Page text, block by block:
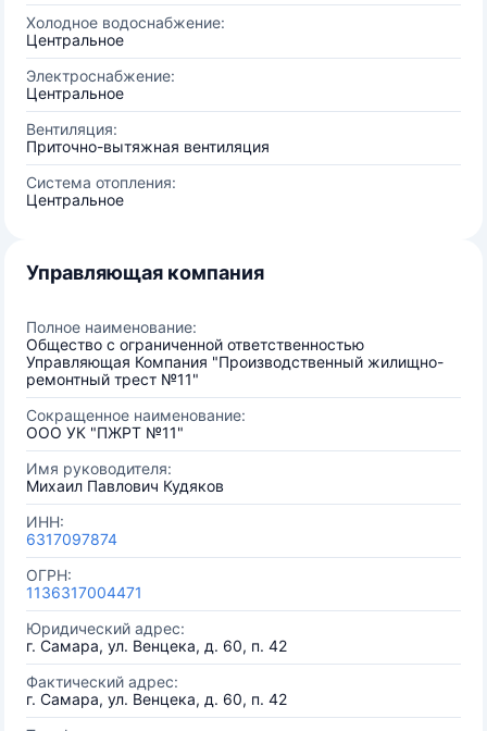
Холодное водоснабжение:
Центральное
Электроснабжение:
Центральное
Вентиляция:
Приточно-вытяжная вентиляция
Система отопления:
Центральное
Управляющая компания
Полное наименование:
Общество с ограниченной ответственностью
Управляющая Компания "Производственный жилищно-
ремонтный трест №11"
Сокращенное наименование:
ООО УК "ПЖРТ №11"
Имя руководителя:
Михаил Павлович Кудяков
ИНН:
6317097874
ОГРН:
1136317004471
Юридический адрес:
г. Самара, ул. Венцека, д. 60, п. 42
Фактический адрес:
г. Самара, ул. Венцека, д. 60, п. 42